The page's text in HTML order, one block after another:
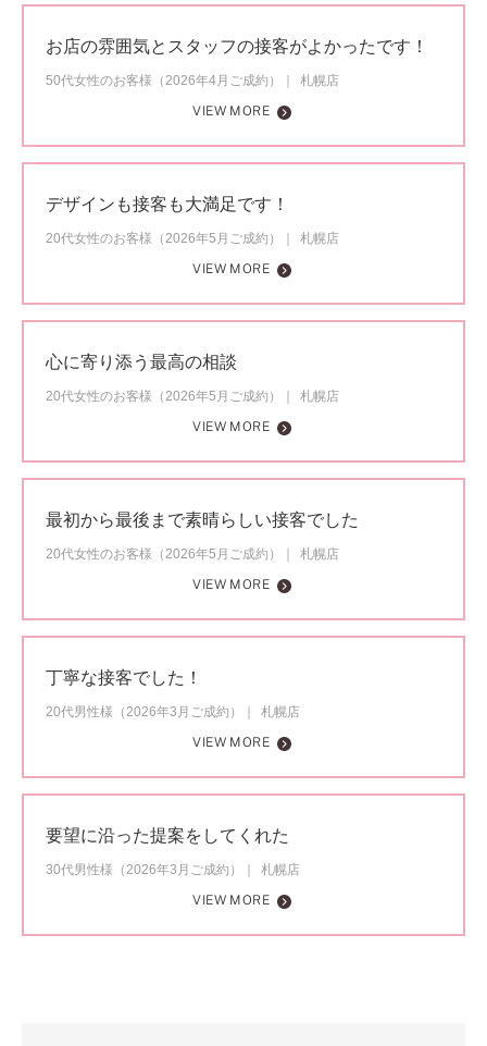
お店の雰囲気とスタッフの接客がよかったです！
50代女性のお客様（2026年4月ご成約）
札幌店
VIEW MORE
デザインも接客も大満足です！
20代女性のお客様（2026年5月ご成約）
札幌店
VIEW MORE
心に寄り添う最高の相談
20代女性のお客様（2026年5月ご成約）
札幌店
VIEW MORE
最初から最後まで素晴らしい接客でした
20代女性のお客様（2026年5月ご成約）
札幌店
VIEW MORE
丁寧な接客でした！
20代男性様（2026年3月ご成約）
札幌店
VIEW MORE
要望に沿った提案をしてくれた
30代男性様（2026年3月ご成約）
札幌店
VIEW MORE